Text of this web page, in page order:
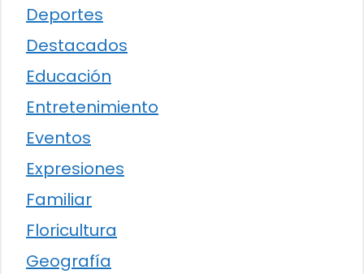
Deportes
Destacados
Educación
Entretenimiento
Eventos
Expresiones
Familiar
Floricultura
Geografía